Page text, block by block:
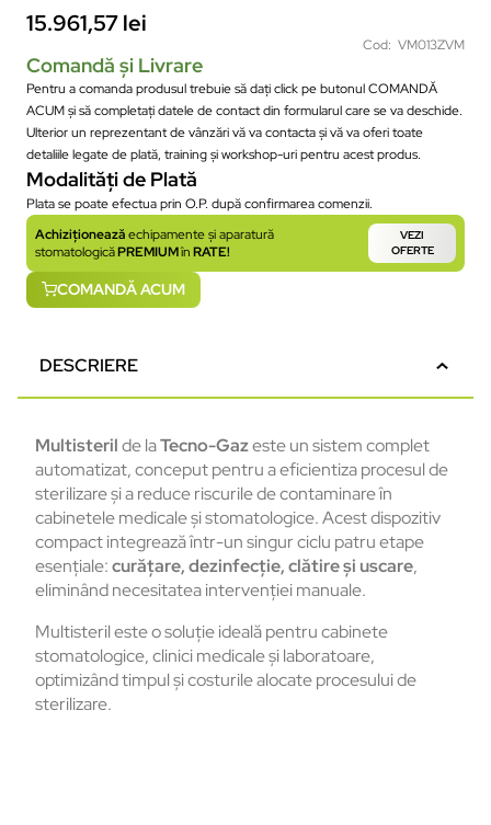
15.961,57lei
Cod: VM013ZVM
Comandă și Livrare
Pentru a comanda produsul trebuie să dați click pe butonul COMANDĂ
ACUM și să completați datele de contact din formularul care se va deschide.
Ulterior un reprezentant de vânzări vă va contacta și vă va oferi toate
detaliile legate de plată, training și workshop-uri pentru acest produs.
Modalități de Plată
Plata se poate efectua prin O.P. după confirmarea comenzii.
Achiziționeazăechipamente și aparatură
stomatologicăPREMIUMînRATE!
VEZI
OFERTE
COMANDĂ ACUM
DESCRIERE
Multisterilde laTecno-Gazeste un sistem complet
automatizat, conceput pentru a eficientiza procesul de
sterilizare și a reduce riscurile de contaminare în
cabinetele medicale și stomatologice. Acest dispozitiv
compact integrează într-un singur ciclu patru etape
esențiale:curățare, dezinfecție, clătire și uscare,
eliminând necesitatea intervenției manuale.
Multisteril este o soluție ideală pentru cabinete
stomatologice, clinici medicale și laboratoare,
optimizând timpul și costurile alocate procesului de
sterilizare.